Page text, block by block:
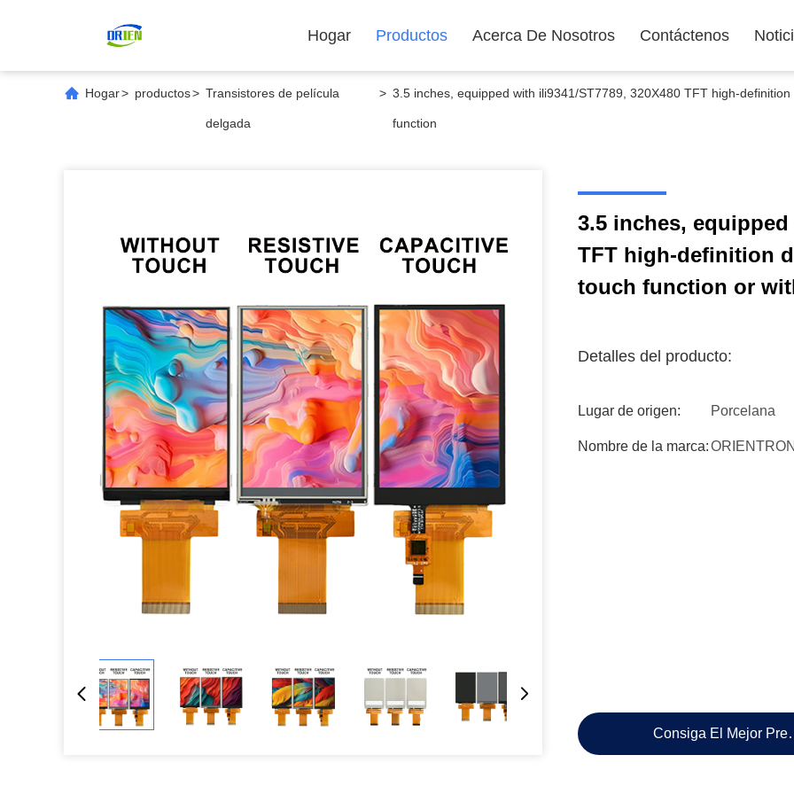
Hogar Productos Acerca De Nosotros Contáctenos
Hogar> productos> Transistores de película
delgada
> 3.5 inches, equipped with ili9341/ST7789, 320X480 TFT high-
function
3.5 inches, equipped
TFT high-definition
touch function or
Detalles del producto:
Lugar de origen: Porcelana
Nombre de la marca:
Consiga El Mejor